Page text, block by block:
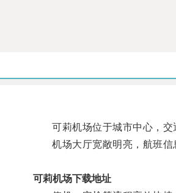
可莉机场位于城市中心，交
机场大厅宽敞明亮，航班信
可莉机场下载地址